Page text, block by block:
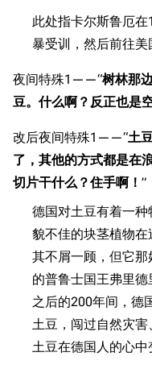
此处指卡尔斯鲁厄
暴受训，然后前往美
夜间特殊1——“树林那
豆。什么啊？反正也是
改后夜间特殊1——“土
了，其他的方式都是在
切片干什么？住手啊！ ”
德国对土豆有着一
貌不佳的块茎植物
其不屑一顾，但它
的普鲁士国王弗里
之后的200年间，德
土豆，闯过自然灾
土豆在德国人的心中